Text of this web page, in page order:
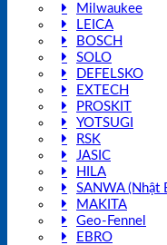
Milwaukee
LEICA
BOSCH
SOLO
DEFELSKO
EXTECH
PROSKIT
YOTSUGI
RSK
JASIC
HILA
SANWA (Nhật
MAKITA
Geo-Fennel
EBRO